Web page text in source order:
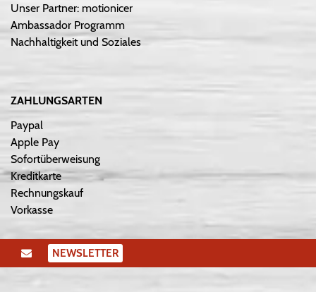
Unser Partner: motionicer
Ambassador Programm
Nachhaltigkeit und Soziales
ZAHLUNGSARTEN
Paypal
Apple Pay
Sofortüberweisung
Kreditkarte
Rechnungskauf
Vorkasse
NEWSLETTER